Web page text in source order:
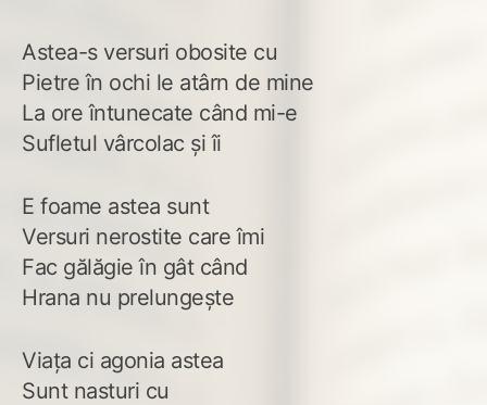
Astea-s versuri obosite cu
Pietre în ochi le atârn de mine
La ore întunecate când mi-e
Sufletul vârcolac și îi
E foame astea sunt
Versuri nerostite care îmi
Fac gălăgie în gât când
Hrana nu prelungește
Viața ci agonia astea
Sunt nasturi cu